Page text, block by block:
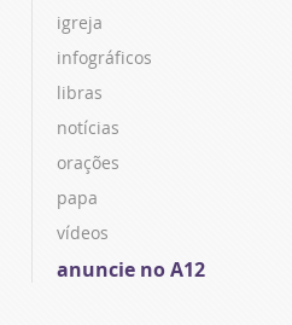
igreja
infográficos
libras
notícias
orações
papa
vídeos
anuncie no A12